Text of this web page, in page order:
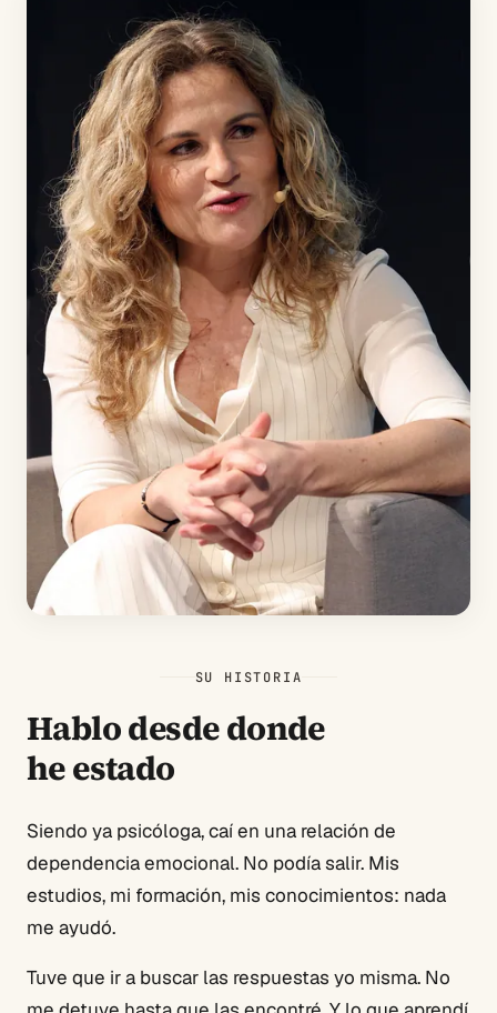
SU HISTORIA
Hablo desde donde
he estado
Siendo ya psicóloga, caí en una relación de
dependencia emocional. No podía salir. Mis
estudios, mi formación, mis conocimientos: nada
me ayudó.
Tuve que ir a buscar las respuestas yo misma. No